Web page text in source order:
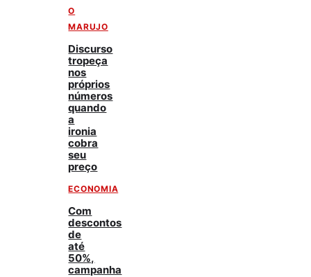
O
MARUJO
Discurso
tropeça
nos
próprios
números
quando
a
ironia
cobra
seu
preço
ECONOMIA
Com
descontos
de
até
50%,
campanha